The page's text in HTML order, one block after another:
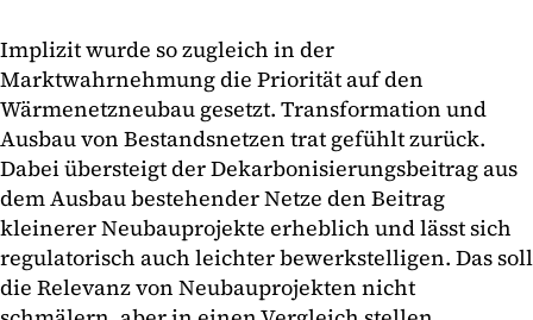
Implizit wurde so zugleich in der
Marktwahrnehmung die Priorität auf den
Wärmenetzneubau gesetzt. Transformation und
Ausbau von Bestandsnetzen trat gefühlt zurück.
Dabei übersteigt der Dekarbonisierungsbeitrag aus
dem Ausbau bestehender Netze den Beitrag
kleinerer Neubauprojekte erheblich und lässt sich
regulatorisch auch leichter bewerkstelligen. Das soll
die Relevanz von Neubauprojekten nicht